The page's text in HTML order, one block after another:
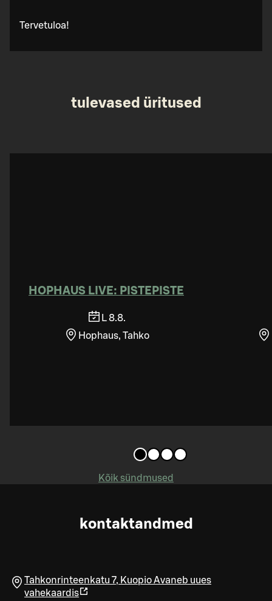
Tervetuloa!
tulevased üritused
HOPHAUS LIVE: PISTEPISTE
L 8.8.
Hophaus, Tahko
Kõik sündmused
kontaktandmed
Tahkonrinteenkatu 7, KuopioAvaneb uues
vahekaardis